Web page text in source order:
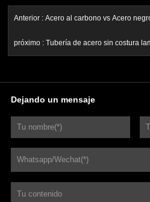
Anterior : Acero al carbono vs Acero
próximo : Tubería de acero sin costura
Dejando un mensaje